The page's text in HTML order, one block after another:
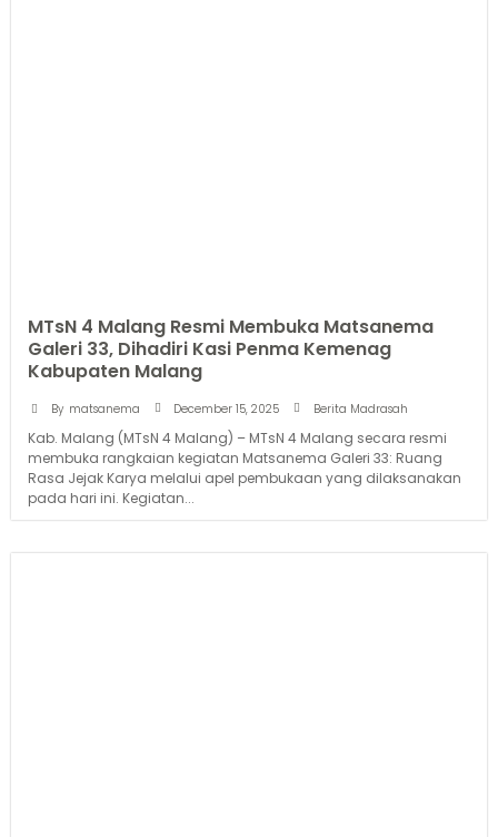
MTsN 4 Malang Resmi Membuka Matsanema
Galeri 33, Dihadiri Kasi Penma Kemenag
Kabupaten Malang
By matsanema December 15, 2025 Berita Madrasah
Kab. Malang (MTsN 4 Malang) – MTsN 4 Malang secara resmi
membuka rangkaian kegiatan Matsanema Galeri 33: Ruang
Rasa Jejak Karya melalui apel pembukaan yang dilaksanakan
pada hari ini. Kegiatan...